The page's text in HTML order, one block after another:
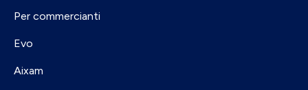
Per commercianti
Evo
Aixam